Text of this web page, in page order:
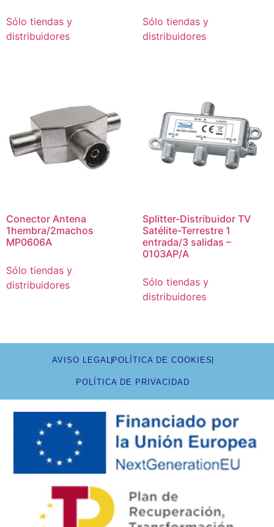
Sólo tiendas y
distribuidores
Sólo tiendas y
distribuidores
Conector Antena
1hembra/2machos
MP0606A
Sólo tiendas y
distribuidores
Splitter-Distribuidor TV
Satélite-Terrestre 1
entrada/3 salidas –
0103AP/A
Sólo tiendas y
distribuidores
AVISO LEGAL POLÍTICA DE COOKIES
POLÍTICA DE PRIVACIDAD